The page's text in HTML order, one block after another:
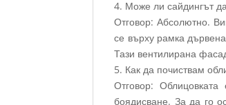
4. Може ли сайдингът
Отговор: Абсолютно.
се върху рамка
Тази вентилирана
5. Как да почиствам
Отговор:
боядисване. За да го